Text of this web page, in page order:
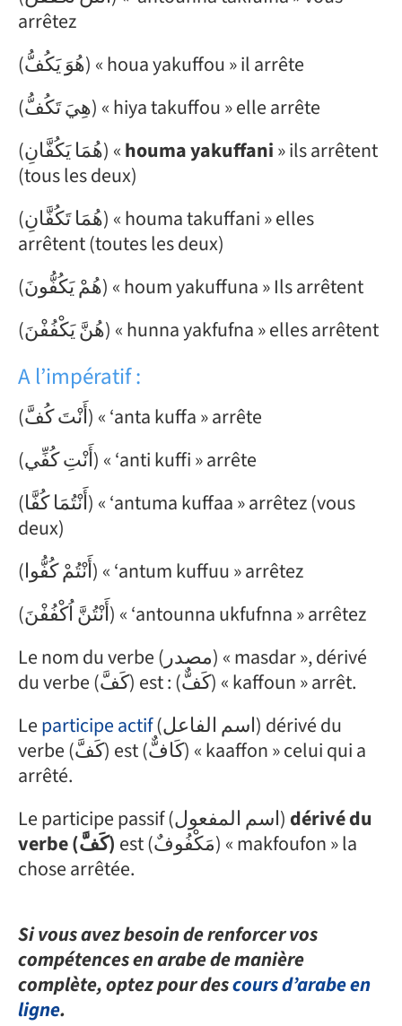
arrêtez
(هُوَ يَكُفُّ) « houa yakuffou » il arrête
(هِيَ تَكُفُّ) « hiya takuffou » elle arrête
(هُمَا يَكُفَّانِ) «houma yakuffani» ils arrêtent
(tous les deux)
(هُمَا تَكُفَّانِ) « houma takuffani » elles
arrêtent (toutes les deux)
(هُمْ يَكُفُّونَ) « houm yakuffuna » Ils arrêtent
(هُنَّ يَكْفُفْنَ) « hunna yakfufna » elles arrêtent
A l’impératif :
(أَنْتَ كُفَّ) « ‘antakuffa»arrête
(أَنْتِ كُفِّي) « ‘antikuffi » arrête
(أَنْتُمَا كُفَّا) « ‘antumakuffaa » arrêtez (vous
deux)
(أَنْتُمْ كُفُّوا) « ‘antumkuffuu » arrêtez
(أَنْتُنَّ اُكْفُفْنَ) « ‘antounna ukfufnna » arrêtez
Le nom du verbe (مصدر) « masdar », dérivé
du verbe (كَفَّ) est : (كَفٌّ) « kaffoun » arrêt.
Leparticipe actif(اسم الفاعل) dérivé du
verbe (كَفَّ) est (كَافٌّ) « kaaffon » celui qui a
arrêté.
Le participe passif (اسم المفعول)dérivé du
verbe (كَفَّ) est (مَكْفُوفٌ) « makfoufon » la
chose arrêtée.
Si vous avez besoin de renforcer vos
compétences en arabe de manière
complète, optez pour descours d’arabe en
ligne.